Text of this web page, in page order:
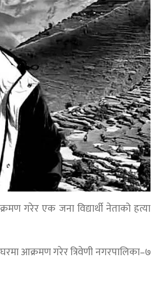
गरेर एक जना विद्यार्थी नेताको हत्या
आक्रमण गरेर त्रिवेणी नगरपालिका–७